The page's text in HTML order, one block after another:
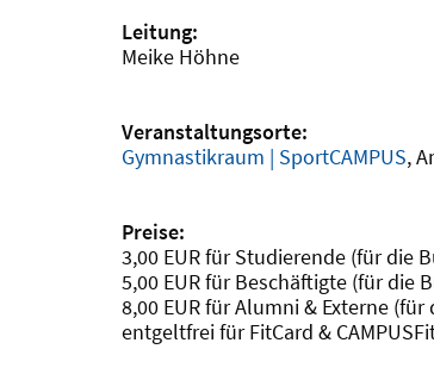
Leitung:
Meike Höhne
Veranstaltungsorte:
Gymnastikraum | SportCAMPUS,
Preise:
3,00 EUR für Studierende (für die
5,00 EUR für Beschäftigte (für die
8,00 EUR für Alumni & Externe
entgeltfrei für FitCard &